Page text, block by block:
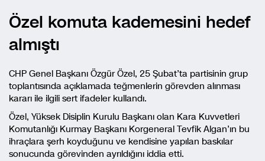
Özel komuta kademesini hedef
almıştı
CHP Genel Başkanı Özgür Özel, 25 Şubat’ta partisinin grup
toplantısında açıklamada teğmenlerin görevden alınması
kararı ile ilgili sert ifadeler kullandı.
Özel, Yüksek Disiplin Kurulu Başkanı olan Kara Kuvvetleri
Komutanlığı Kurmay Başkanı Korgeneral Tevfik Algan’ın bu
ihraçlara şerh koyduğunu ve kendisine yapılan baskılar
sonucunda görevinden ayrıldığını iddia etti.